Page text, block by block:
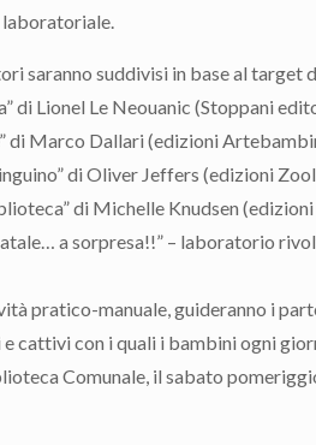
laboratoriale.
saranno suddivisi in base al target
di Lionel Le Neouanic (Stoppani
di Marco Dallari (edizioni
di Oliver Jeffers (edizioni
di Michelle Knudsen
a sorpresa!!” – laboratorio
pratico-manuale, guideranno i
cattivi con i quali i bambini ogni
Comunale, il sabato